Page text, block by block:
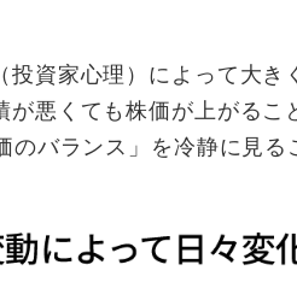
資家心理）によって大き
が悪くても株価が上がる
バランス」を冷静に見